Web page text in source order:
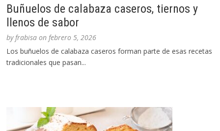
Buñuelos de calabaza caseros, tiernos y
llenos de sabor
byfrabisa onfebrero 5, 2026
Los buñuelos de calabaza caseros forman parte de esas recetas
tradicionales que pasan...